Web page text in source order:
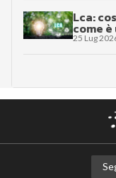
Lca:
come
25 Lug